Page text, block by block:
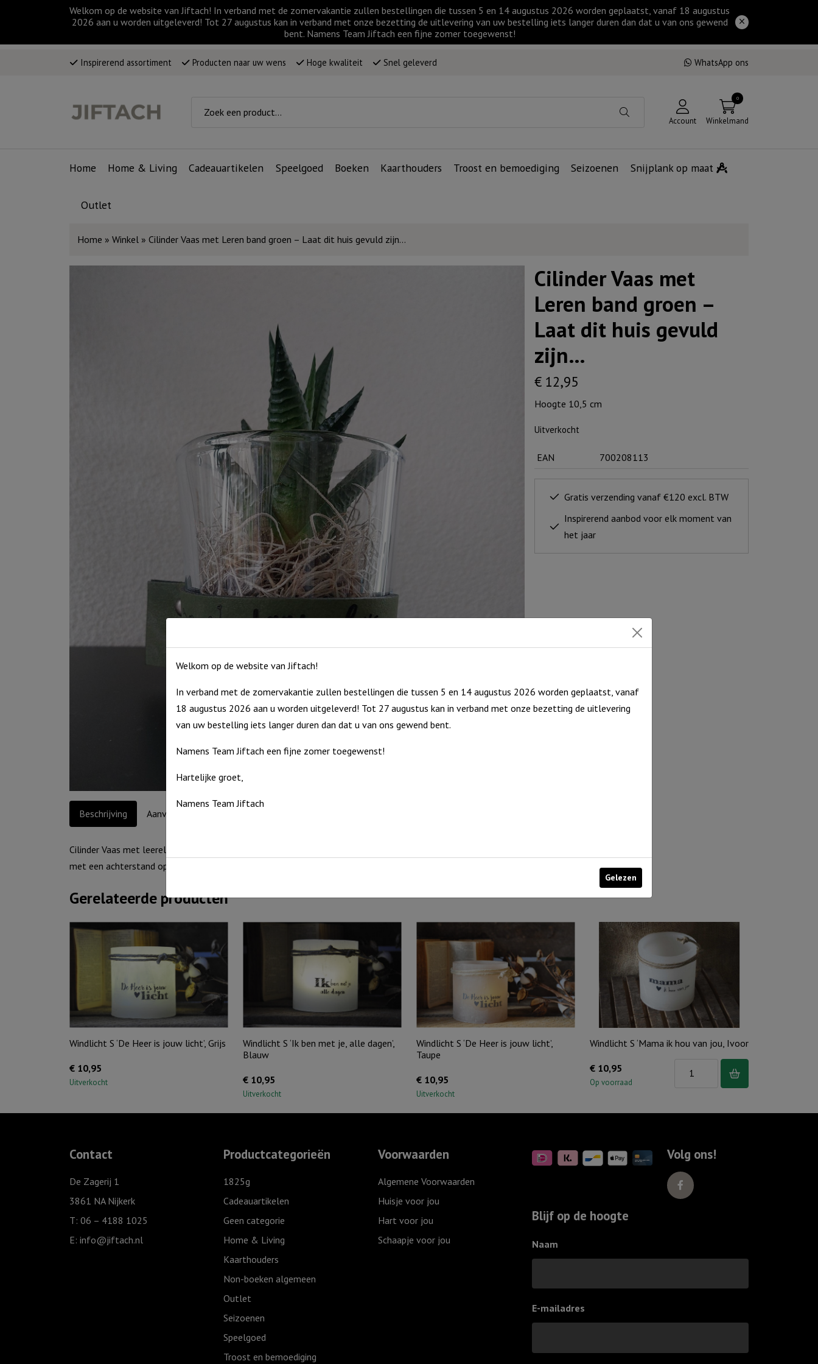
Welkom op de website van Jiftach! In verband met de zomervakantie zullen bestellingen die tussen 5 en 14 augustus 2026 worden geplaatst, vanaf 18 augustus
2026 aan u worden uitgeleverd! Tot 27 augustus kan in verband met onze bezetting de uitlevering van uw bestelling iets langer duren dan dat u van ons gewend
bent. Namens Team Jiftach een fijne zomer toegewenst!
Inspirerend assortiment Producten naar uw wens Hoge kwaliteit Snel geleverd WhatsApp ons
Account
0
Winkelmand
Home Home & Living Cadeauartikelen Speelgoed Boeken Kaarthouders Troost en bemoediging Seizoenen Snijplank op maat
Outlet
Home » Winkel » Cilinder Vaas met Leren band groen – Laat dit huis gevuld zijn…
Cilinder Vaas met
Leren band groen –
Laat dit huis gevuld
zijn…
€12,95
Hoogte 10,5 cm
Uitverkocht
EAN 700208113
Gratis verzending vanaf €120 excl. BTW
Inspirerend aanbod voor elk moment van
het jaar
Beschrijving Aanvullende informatie
Cilinder Vaas met leerelement met tekst Laat dit huis gevuld zijn met Uw liefde. Mede gemaakt door mensen
met een achterstand op de arbeidsmarkt. Deze vaas wordt geleverd exclusief inhoud.
Gerelateerde producten
Windlicht S ‘De Heer is jouw licht’, Grijs
€ 10,95
Uitverkocht
Windlicht S ‘Ik ben met je, alle dagen’,
Blauw
€ 10,95
Uitverkocht
Windlicht S ‘De Heer is jouw licht’,
Taupe
€ 10,95
Uitverkocht
Windlicht S ‘Mama ik hou van jou, Ivoor
€ 10,95
Op voorraad
ik
van
jou,
Ivoor
aantal
Contact
De Zagerij 1
3861 NA Nijkerk
T: 06 – 4188 1025
E: info@jiftach.nl
Productcategorieën
1825g
Cadeauartikelen
Geen categorie
Home & Living
Kaarthouders
Non-boeken algemeen
Outlet
Seizoenen
Speelgoed
Troost en bemoediging
Voorwaarden
Algemene Voorwaarden
Huisje voor jou
Hart voor jou
Schaapje voor jou
Volg ons!
Blijf op de hoogte
Naam
E-mailadres
Welkom op de website van Jiftach!
In verband met de zomervakantie zullen bestellingen die tussen 5 en 14 augustus 2026 worden geplaatst, vanaf
18 augustus 2026 aan u worden uitgeleverd! Tot 27 augustus kan in verband met onze bezetting de uitlevering
van uw bestelling iets langer duren dan dat u van ons gewend bent.
Namens Team Jiftach een fijne zomer toegewenst!
Hartelijke groet,
Namens Team Jiftach
Gelezen